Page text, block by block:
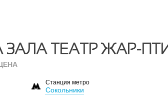
ЗАЛА ТЕАТР ЖАР-
Станция метро
Сокольники